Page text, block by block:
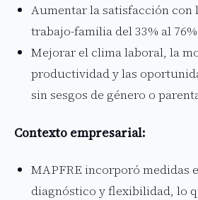
Aumentar la satisfacción con
trabajo-familia del 33% al
Mejorar el clima laboral, la
productividad y las
sin sesgos de género o
Contexto empresarial:
MAPFRE incorporó medidas
diagnóstico y flexibilidad, lo